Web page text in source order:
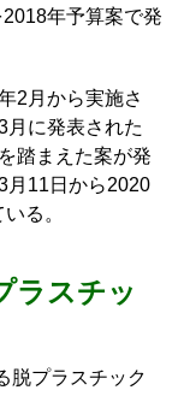
年予算案で発
2月から実施さ
月に発表された
踏まえた案が発
月11日から2020
る。
ラスチッ
脱プラスチック